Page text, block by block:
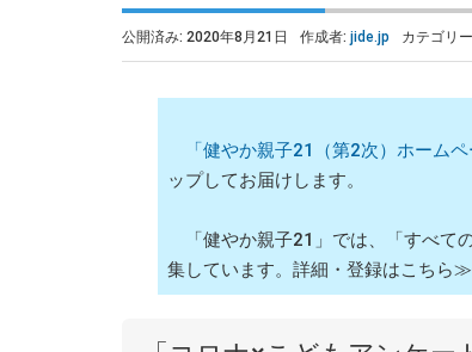
公開済み: 2020年8月21日 作成者: jide.jp カテゴリ
「健やか親子21（第2次）ホームペ
ップしてお届けします。
「健やか親子21」では、「すべて
集しています。詳細・登録はこちら≫